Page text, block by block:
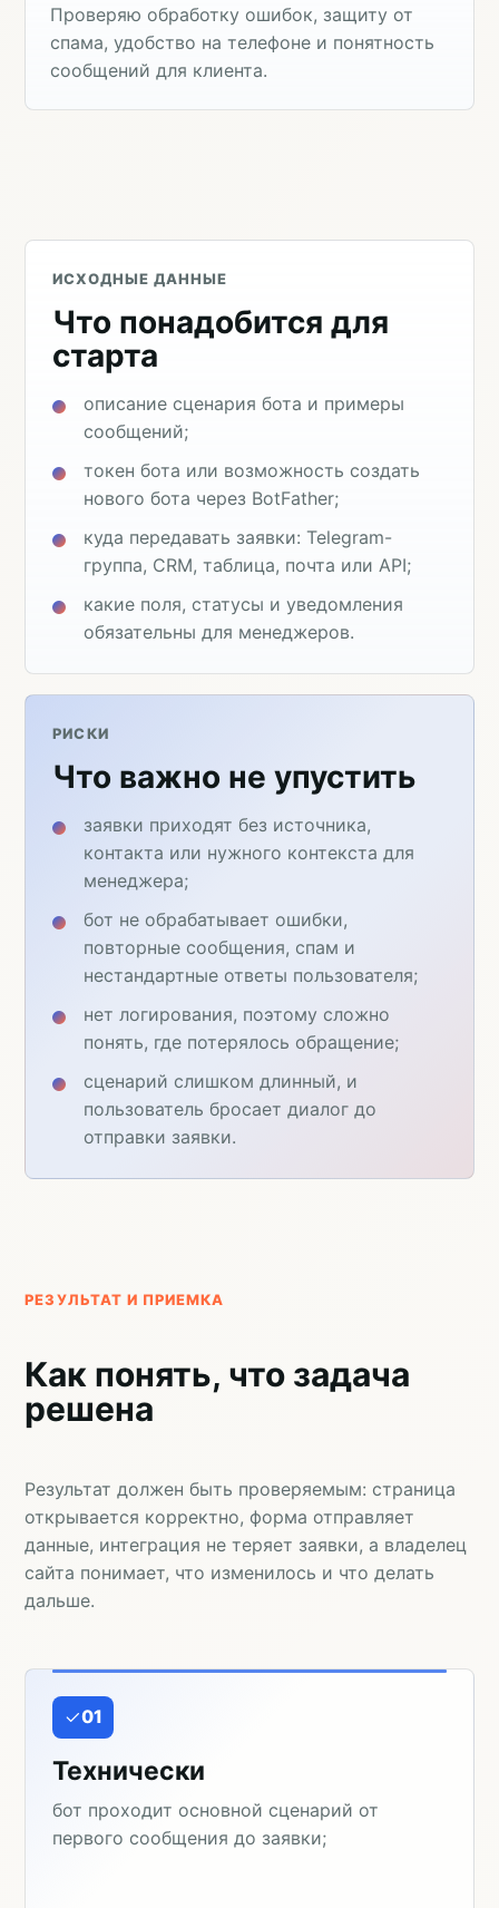
Проверяю обработку ошибок, защиту от
спама, удобство на телефоне и понятность
сообщений для клиента.
ИСХОДНЫЕ ДАННЫЕ
Что понадобится для
старта
описание сценария бота и примеры
сообщений;
токен бота или возможность создать
нового бота через BotFather;
куда передавать заявки: Telegram-
группа, CRM, таблица, почта или API;
какие поля, статусы и уведомления
обязательны для менеджеров.
РИСКИ
Что важно не упустить
заявки приходят без источника,
контакта или нужного контекста для
менеджера;
бот не обрабатывает ошибки,
повторные сообщения, спам и
нестандартные ответы пользователя;
нет логирования, поэтому сложно
понять, где потерялось обращение;
сценарий слишком длинный, и
пользователь бросает диалог до
отправки заявки.
РЕЗУЛЬТАТ И ПРИЕМКА
Как понять, что задача
решена
Результат должен быть проверяемым: страница
открывается корректно, форма отправляет
данные, интеграция не теряет заявки, а владелец
сайта понимает, что изменилось и что делать
дальше.
01
Технически
бот проходит основной сценарий от
первого сообщения до заявки;